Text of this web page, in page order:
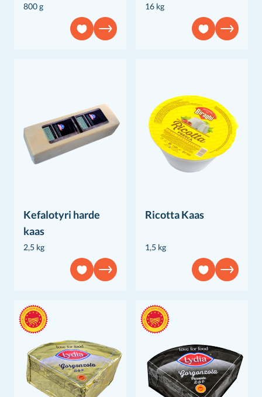
800 g 16 kg
Kefalotyri harde
kaas
2,5 kg
Ricotta Kaas
1,5 kg